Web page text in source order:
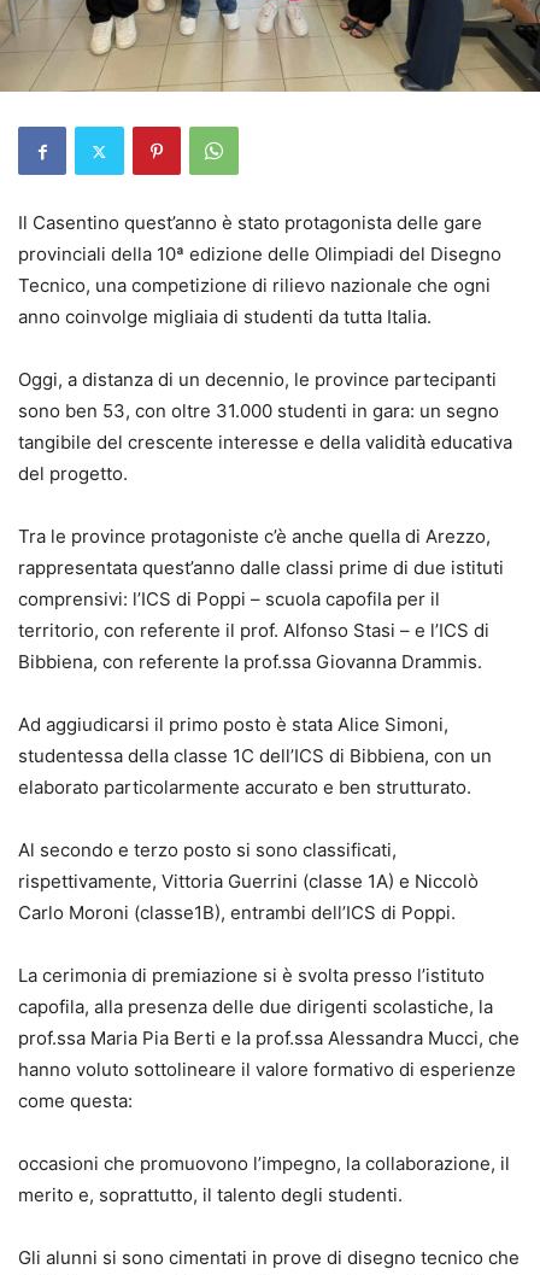
Il Casentino quest’anno è stato protagonista delle gare
provinciali della 10ª edizione delle Olimpiadi del Disegno
Tecnico, una competizione di rilievo nazionale che ogni
anno coinvolge migliaia di studenti da tutta Italia.
Oggi, a distanza di un decennio, le province partecipanti
sono ben 53, con oltre 31.000 studenti in gara: un segno
tangibile del crescente interesse e della validità educativa
del progetto.
Tra le province protagoniste c’è anche quella di Arezzo,
rappresentata quest’anno dalle classi prime di due istituti
comprensivi: l’ICS di Poppi – scuola capofila per il
territorio, con referente il prof. Alfonso Stasi – e l’ICS di
Bibbiena, con referente la prof.ssa Giovanna Drammis.
Ad aggiudicarsi il primo posto è stata Alice Simoni,
studentessa della classe 1C dell’ICS di Bibbiena, con un
elaborato particolarmente accurato e ben strutturato.
Al secondo e terzo posto si sono classificati,
rispettivamente, Vittoria Guerrini (classe 1A) e Niccolò
Carlo Moroni (classe1B), entrambi dell’ICS di Poppi.
La cerimonia di premiazione si è svolta presso l’istituto
capofila, alla presenza delle due dirigenti scolastiche, la
prof.ssa Maria Pia Berti e la prof.ssa Alessandra Mucci, che
hanno voluto sottolineare il valore formativo di esperienze
come questa:
occasioni che promuovono l’impegno, la collaborazione, il
merito e, soprattutto, il talento degli studenti.
Gli alunni si sono cimentati in prove di disegno tecnico che